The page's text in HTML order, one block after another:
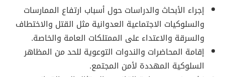
إجراء الأبحاث والدراسات حول أسباب ارتفاع الممارسات
والسلوكيات الاجتماعية العدوانية مثل القتل والاختطاف
والسرقة والاعتداء على الممتلكات العامة والخاصة.
إقامة المحاضرات والندوات التوعوية للحد من المظاهر
السلوكية المهددة لأمن المجتمع.